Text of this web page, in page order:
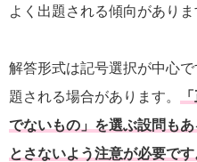
よく出題される傾向がありま
解答形式は記号選択が中心
題される場合があります。
でないもの」を選ぶ設問も
とさないよう注意が必要です